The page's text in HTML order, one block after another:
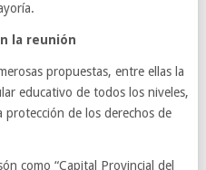
la reunión
propuestas, entre ellas la
educativo de todos los niveles,
de los derechos de
como “Capital Provincial del